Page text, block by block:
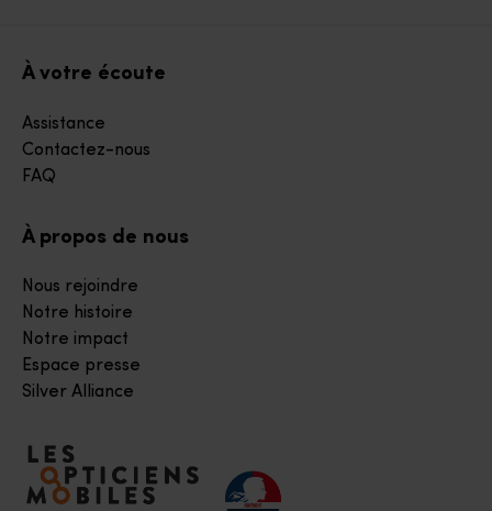
Accéder à notre page d'accueil
À votre écoute
Assistance
Contactez-nous
FAQ
À propos de nous
Nous rejoindre
Notre histoire
Notre impact
Espace presse
Silver Alliance